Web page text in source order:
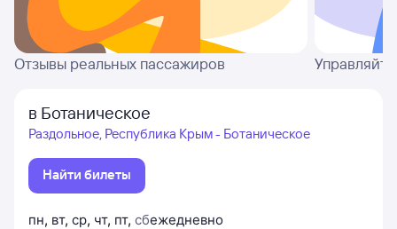
Отзывы реальных пассажиров
в Ботаническое
Раздольное, Республика Крым - Ботаническое
Найти билеты
пн, вт, ср, чт, пт, сбежедневно